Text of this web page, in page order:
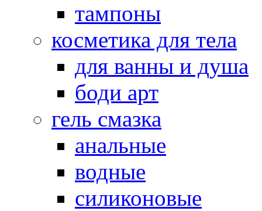
тампоны
косметика для тела
для ванны и душа
боди арт
гель смазка
анальные
водные
силиконовые